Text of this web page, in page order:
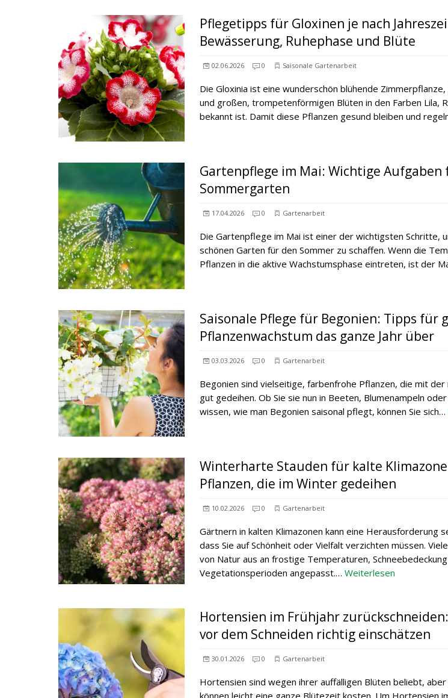
Pflegetipps für Gloxinen je nach
Bewässerung, Ruhephase und Blüte
02.06.2026 0 Saisonale Gartenarbeit
Die Gloxinia ist eine wunderschön blühende
und großen, trompetenförmigen Blüten in den Farben Lila,
bekannt ist. Damit diese Pflanzen gesund bleiben und
Gartenpflege im Mai: Wichtige
Sommergarten
17.04.2026 0 Gartenarbeit
Die Gartenpflege im Mai ist einer der wichtigsten Schritte,
schönen Garten für den Sommer zu schaffen. Wenn die
Pflanzen in die aktive Wachstumsphase eintreten, ist der
Saisonale Pflege für Begonien: Tipps für
Pflanzenwachstum das ganze Jahr über
03.03.2026 0 Gartenarbeit
Begonien sind vielseitige, farbenfrohe Pflanzen, die mit
gut gedeihen. Ob Sie sie nun in Beeten, Blumenampeln
wissen, wie man Begonien saisonal pflegt, können Sie sich…
Winterharte Stauden für kalte
Pflanzen, die im Winter gedeihen
10.02.2026 0 Gartenarbeit
Gärtnern in kalten Klimazonen kann eine Herausforderung
dass Sie auf Schönheit oder Vielfalt verzichten müssen.
von Natur aus an frostige Temperaturen,
Vegetationsperioden angepasst.… Weiterlesen
Hortensien im Frühjahr
vor dem Schneiden richtig einschätzen
30.01.2026 0 Gartenarbeit
Hortensien sind wegen ihrer auffälligen Blüten beliebt,
können leicht eine ganze Blütezeit kosten. Um Hortensien